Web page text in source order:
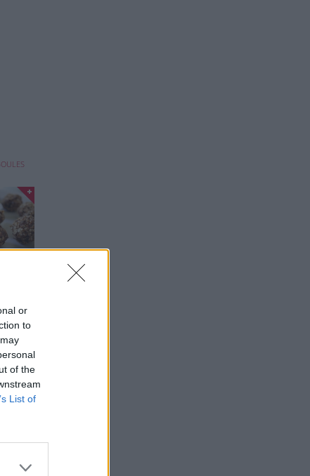
or
to
of the
List of
?